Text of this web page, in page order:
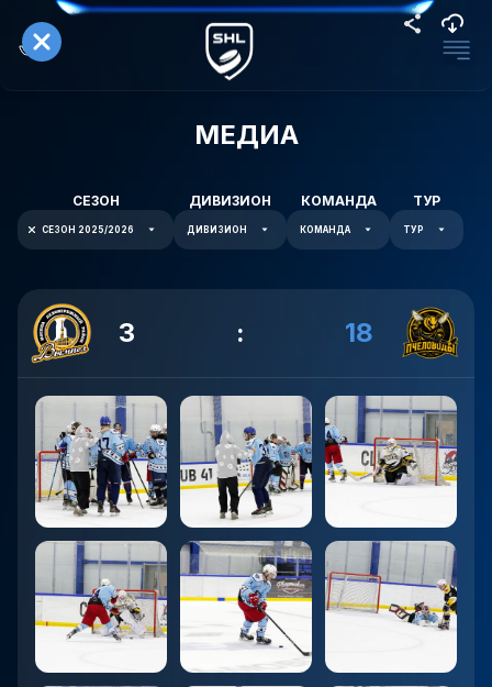
МЕДИА
СЕЗОН
СЕЗОН 2025/2026
ДИВИЗИОН
ДИВИЗИОН
КОМАНДА
КОМАНДА
ТУР
ТУР
3 : 18